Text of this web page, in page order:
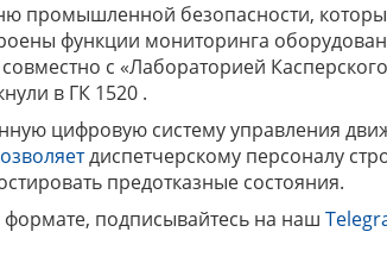
промышленной безопасности,
функции мониторинга
с «Лабораторией
в ГК 1520 .
цифровую систему управления
диспетчерскому персоналу
предотказные состояния.
подписывайтесь на наш